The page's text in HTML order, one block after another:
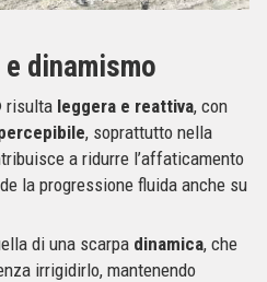
dinamismo
risulta leggera e reattiva, con
, soprattutto nella
a ridurre l’affaticamento
la progressione fluida anche su
di una scarpa dinamica, che
irrigidirlo, mantenendo